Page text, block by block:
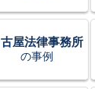
屋法律事務所
の事例